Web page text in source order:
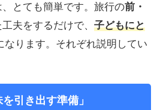
とても簡単です。旅行の前・
夫をするだけで、 子どもにと
なります。それぞれ説明してい
引き出す準備」